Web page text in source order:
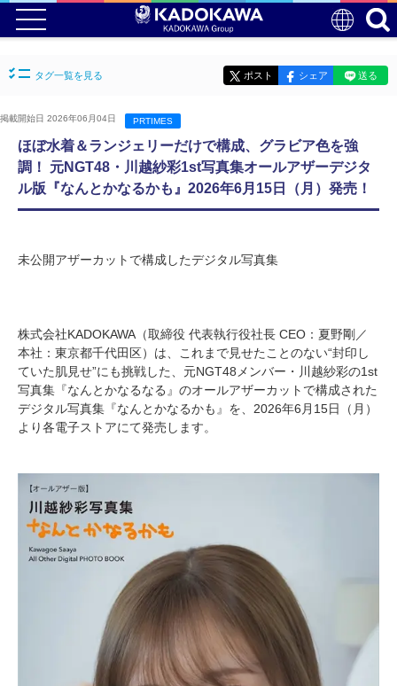
タグ一覧を見る ポスト シェア 送る
掲載開始日 2026年06月04日 PRTIMES
ほぼ水着＆ランジェリーだけで構成、グラビア色を強
調！ 元NGT48・川越紗彩1st写真集オールアザーデジタ
ル版『なんとかなるかも』2026年6月15日（月）発売！
未公開アザーカットで構成したデジタル写真集
株式会社KADOKAWA（取締役 代表執行役社長 CEO：夏野剛／
本社：東京都千代田区）は、これまで見せたことのない“封印し
ていた肌見せ”にも挑戦した、元NGT48メンバー・川越紗彩の1st
写真集『なんとかなるなる』のオールアザーカットで構成された
デジタル写真集『なんとかなるかも』を、2026年6月15日（月）
より各電子ストアにて発売します。